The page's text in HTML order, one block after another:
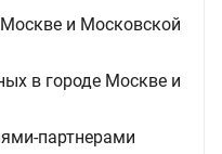
и Московской
в городе Москве и
партнерами